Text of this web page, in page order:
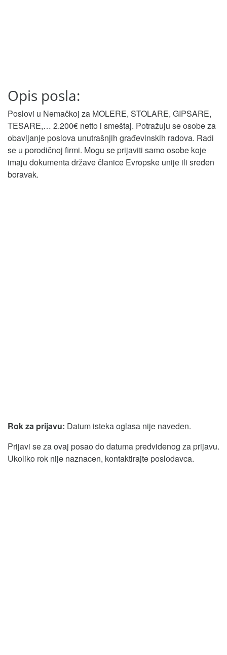
Opis posla:
Poslovi u Nemačkoj za MOLERE, STOLARE, GIPSARE,
TESARE,… 2.200€ netto i smeštaj. Potražuju se osobe za
obavljanje poslova unutrašnjih građevinskih radova. Radi
se u porodičnoj firmi. Mogu se prijaviti samo osobe koje
imaju dokumenta države članice Evropske unije ili sređen
boravak.
Rok za prijavu: Datum isteka oglasa nije naveden.
Prijavi se za ovaj posao do datuma predvidenog za prijavu.
Ukoliko rok nije naznacen, kontaktirajte poslodavca.